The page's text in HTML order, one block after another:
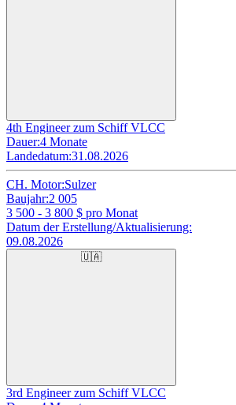
4th Engineer zum Schiff VLCC
Dauer:4 Monate
Landedatum:31.08.2026
CH. Motor:Sulzer
Baujahr:2 005
3 500 - 3 800 $ pro Monat
Datum der Erstellung/Aktualisierung:
09.08.2026
🇺🇦
3rd Engineer zum Schiff VLCC